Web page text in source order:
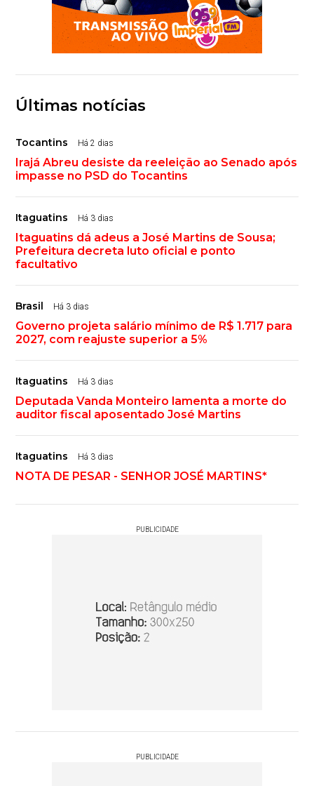
Últimas notícias
Tocantins Há 2 dias
Irajá Abreu desiste da reeleição ao Senado após
impasse no PSD do Tocantins
Itaguatins Há 3 dias
Itaguatins dá adeus a José Martins de Sousa;
Prefeitura decreta luto oficial e ponto
facultativo
Brasil Há 3 dias
Governo projeta salário mínimo de R$ 1.717 para
2027, com reajuste superior a 5%
Itaguatins Há 3 dias
Deputada Vanda Monteiro lamenta a morte do
auditor fiscal aposentado José Martins
Itaguatins Há 3 dias
NOTA DE PESAR - SENHOR JOSÉ MARTINS*
PUBLICIDADE
PUBLICIDADE